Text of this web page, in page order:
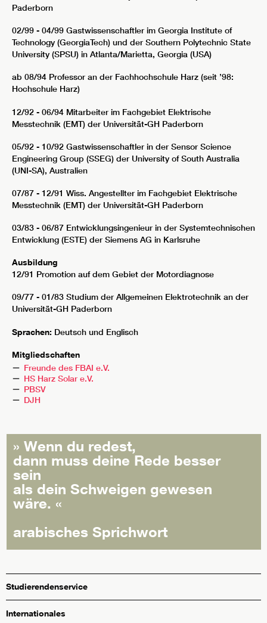
Paderborn
02/99 - 04/99 Gastwissenschaftler im Georgia Institute of
Technology (GeorgiaTech) und der Southern Polytechnic State
University (SPSU) in Atlanta/Marietta, Georgia (USA)
ab 08/94 Professor an der Fachhochschule Harz (seit ’98:
Hochschule Harz)
12/92 - 06/94 Mitarbeiter im Fachgebiet Elektrische
Messtechnik (EMT) der Universität-GH Paderborn
05/92 - 10/92 Gastwissenschaftler in der Sensor Science
Engineering Group (SSEG) der University of South Australia
(UNI-SA), Australien
07/87 - 12/91 Wiss. Angestellter im Fachgebiet Elektrische
Messtechnik (EMT) der Universität-GH Paderborn
03/83 - 06/87 Entwicklungsingenieur in der Systemtechnischen
Entwicklung (ESTE) der Siemens AG in Karlsruhe
Ausbildung
12/91 Promotion auf dem Gebiet der Motordiagnose
09/77 - 01/83 Studium der Allgemeinen Elektrotechnik an der
Universität-GH Paderborn
Sprachen: Deutsch und Englisch
Mitgliedschaften
Freunde des FBAI e.V.
HS Harz Solar e.V.
PBSV
DJH
» Wenn du redest,
dann muss deine Rede besser
sein
als dein Schweigen gewesen
wäre. «
arabisches Sprichwort
Studierendenservice
Internationales